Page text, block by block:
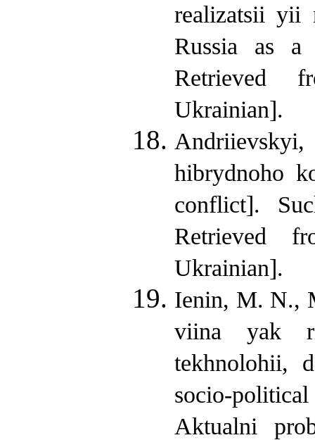
realizatsii yii
Russia as a
Retrieved
Ukrainian].
hibrydnoho
conflict].
Retrieved
Ukrainian].
Ienin, M. N.,
viina yak
tekhnolohii,
socio-
Aktualni